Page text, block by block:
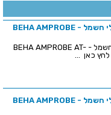
קיט לאיתור ובדיקת כבלי חשמל - BEHA AMPROBE
קיט לאיתור ובדיקת כבלי חשמל - BEHA AMPROBE AT-
קיט לאיתור ובדיקת כבלי חשמל - BEHA AMPROBE